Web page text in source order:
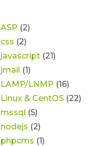
ASP (2)
css (2)
javascript (21)
jmail (1)
LAMP/LNMP (16)
Linux & CentOS (22)
mssql (5)
nodejs (2)
phpcms (1)